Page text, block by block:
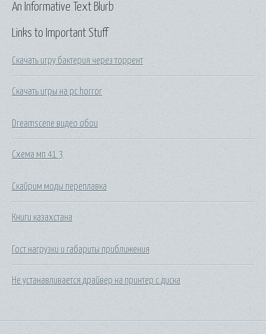
Links to Important Stuff
Скачать игру бактерия через торрент
Скачать игры на pc horror
Dreamscene видео обои
Схема мп 41 3
Скайрим моды переплавка
Книги казахстана
Гост нагрузки и габариты приближения
Не устанавливается драйвер на принтер с диска
An Informative Text Blurb